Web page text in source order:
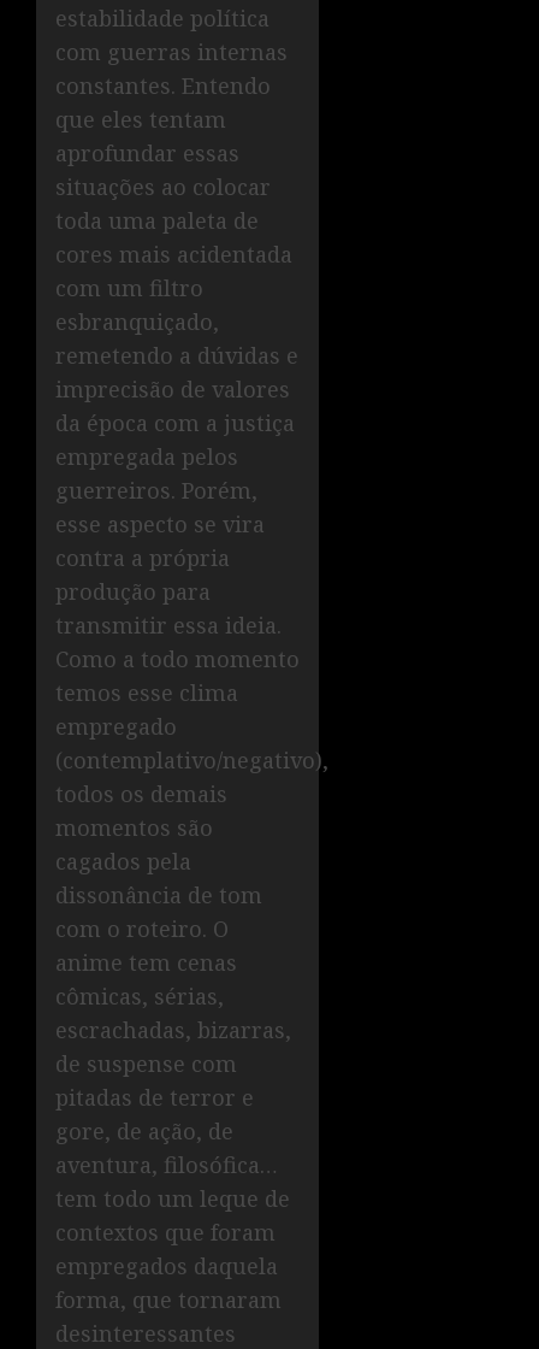
estabilidade política
com guerras internas
constantes. Entendo
que eles tentam
aprofundar essas
situações ao colocar
toda uma paleta de
cores mais acidentada
com um filtro
esbranquiçado,
remetendo a dúvidas e
imprecisão de valores
da época com a justiça
empregada pelos
guerreiros. Porém,
esse aspecto se vira
contra a própria
produção para
transmitir essa ideia.
Como a todo momento
temos esse clima
empregado
(contemplativo/negativo),
todos os demais
momentos são
cagados pela
dissonância de tom
com o roteiro. O
anime tem cenas
cômicas, sérias,
escrachadas, bizarras,
de suspense com
pitadas de terror e
gore, de ação, de
aventura, filosófica…
tem todo um leque de
contextos que foram
empregados daquela
forma, que tornaram
desinteressantes